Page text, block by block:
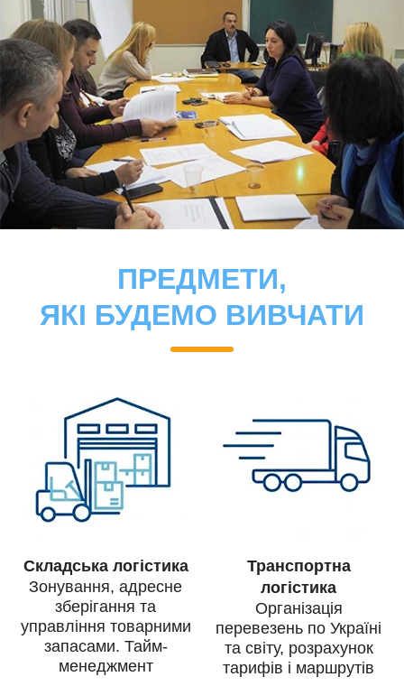
ПРЕДМЕТИ,
ЯКІ БУДЕМО ВИВЧАТИ
Складська логістика
Зонування, адресне
зберігання та
управління товарними
запасами. Тайм-
менеджмент
Транспортна
логістика
Організація
перевезень по Україні
та світу, розрахунок
тарифів і маршрутів